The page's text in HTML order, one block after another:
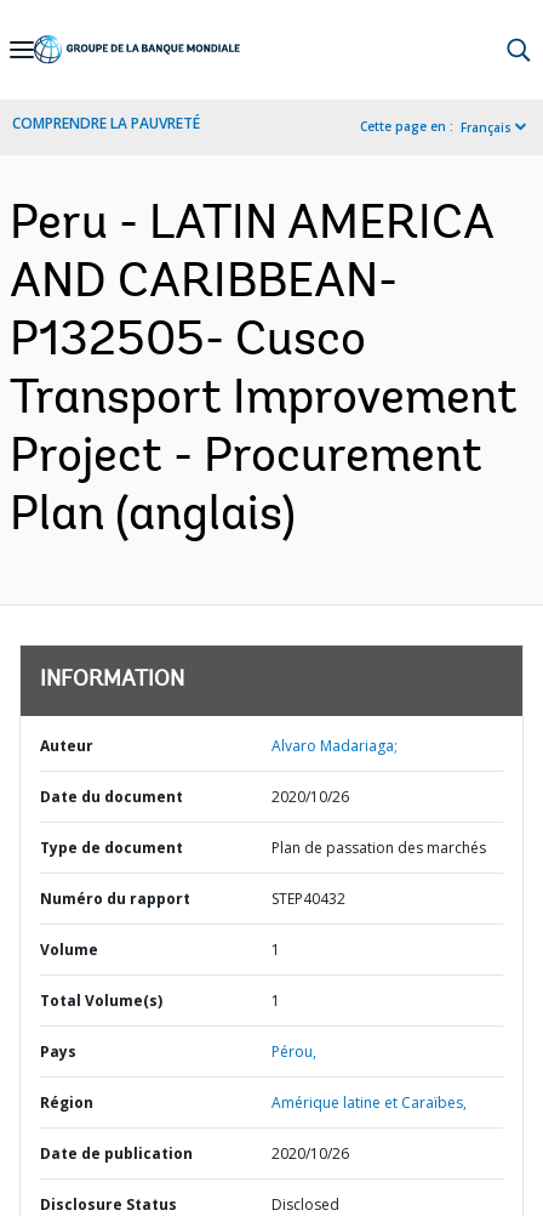
Skip
Navigation
COMPRENDRE LA PAUVRETÉ Cette page en : Français
Peru - LATIN AMERICA
AND CARIBBEAN-
P132505- Cusco
Transport Improvement
Project - Procurement
Plan (anglais)
INFORMATION
Auteur Alvaro Madariaga;
Date du document 2020/10/26
Type de document Plan de passation des marchés
Numéro du rapport STEP40432
Volume 1
Total Volume(s) 1
Pays Pérou,
Région Amérique latine et Caraïbes,
Date de publication 2020/10/26
Disclosure Status Disclosed